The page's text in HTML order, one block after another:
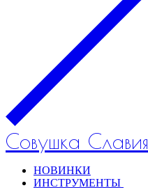
Совушка Славия
НОВИНКИ
ИНСТРУМЕНТЫ